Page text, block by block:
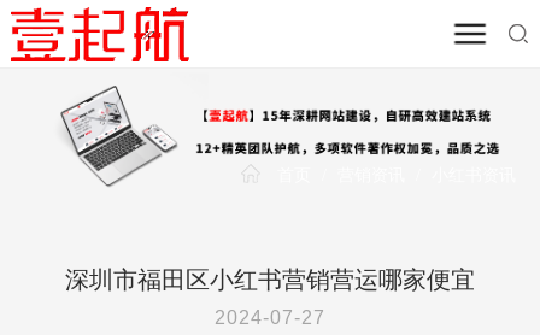
深圳市福田区小红书营销营运哪家便宜
2024-07-27